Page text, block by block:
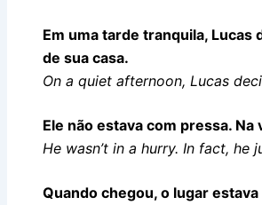
Em uma tarde tranquila,
de sua casa.
On a quiet afternoon, Lucas
Ele não estava com pressa.
He wasn’t in a hurry. In fact,
Quando chegou, o lugar